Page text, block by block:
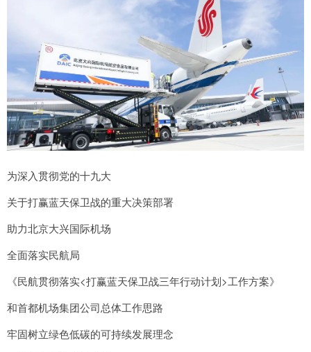
为深入贯彻党的十九大
关于打赢蓝天保卫战的重大决策部署
助力北京大兴国际机场
全面落实民航局
《民航贯彻落实<打赢蓝天保卫战三年行动计划>工作方案》
和首都机场集团公司总体工作思路
牢固树立绿色低碳的可持续发展理念